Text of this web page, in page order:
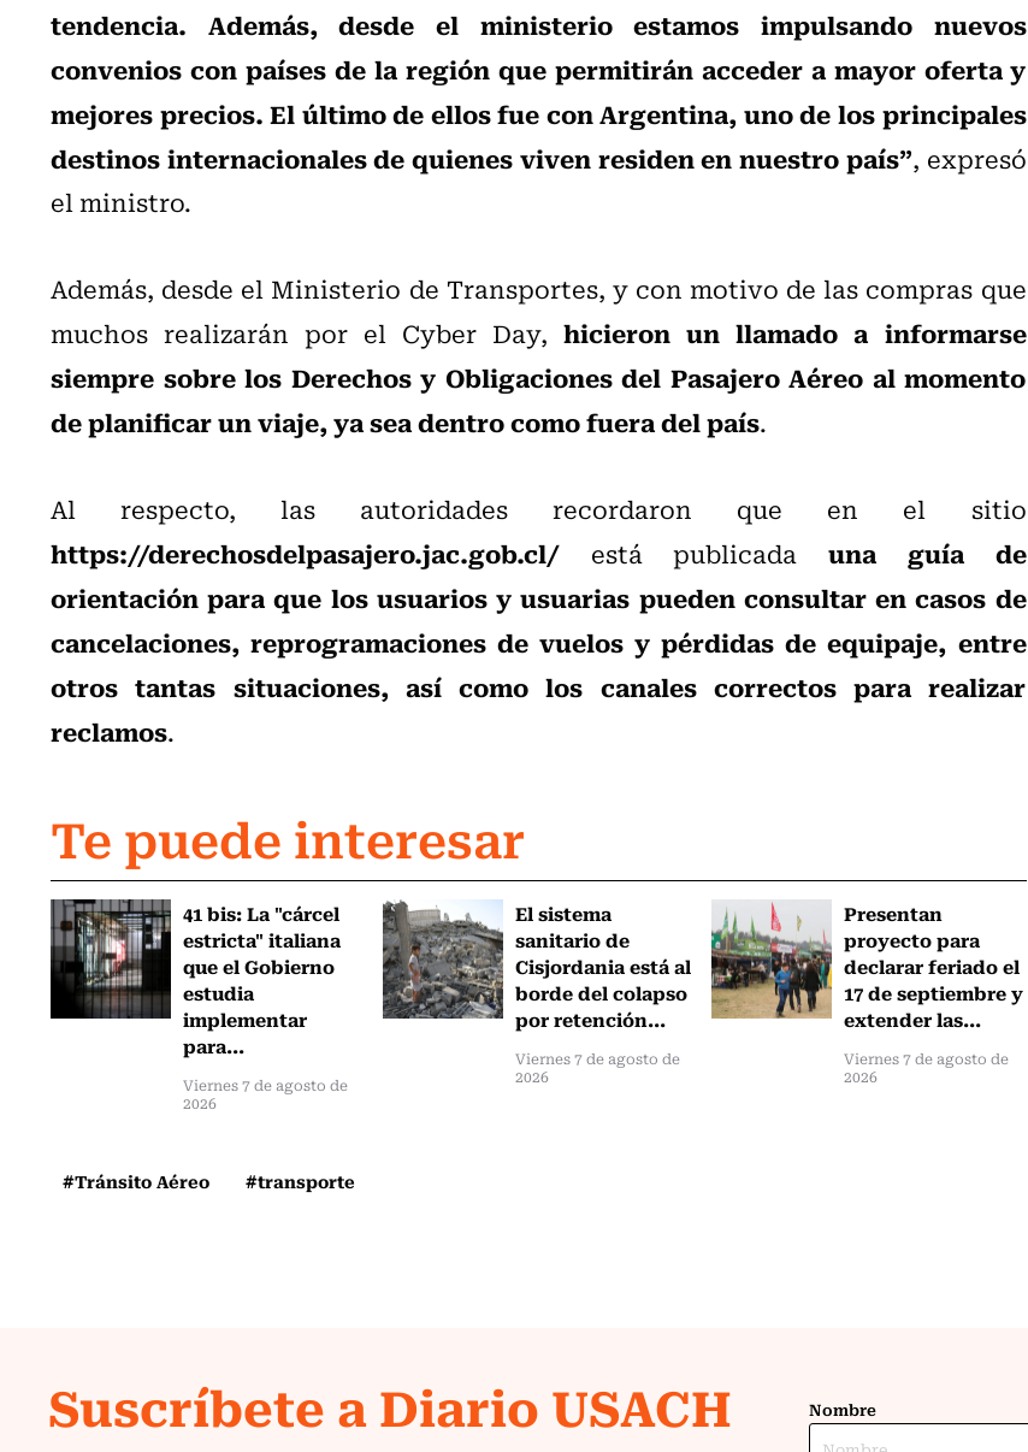
tendencia. Además, desde el ministerio estamos impulsando nuevos
convenios con países de la región que permitirán acceder a mayor oferta y
mejores precios. El último de ellos fue con Argentina, uno de los principales
destinos internacionales de quienes viven residen en nuestro país”, expresó
el ministro.
Además, desde el Ministerio de Transportes, y con motivo de las compras que
muchos realizarán por el Cyber Day,hicieron un llamado a informarse
siempre sobre los Derechos y Obligaciones del Pasajero Aéreo al momento
de planificar un viaje, ya sea dentro como fuera del país.
Al respecto, las autoridades recordaron que en el sitio
https://derechosdelpasajero.jac.gob.cl/ está publicadauna guía de
orientación para que los usuarios y usuarias pueden consultar en casos de
cancelaciones, reprogramaciones de vuelos y pérdidas de equipaje, entre
otros tantas situaciones, así como los canales correctos para realizar
reclamos.
Te puede interesar
41 bis: La "cárcel
estricta" italiana
que el Gobierno
estudia
implementar
para...
Viernes 7 de agosto de
2026
El sistema
sanitario de
Cisjordania está al
borde del colapso
por retención...
Viernes 7 de agosto de
2026
Presentan
proyecto para
declarar feriado el
17 de septiembre y
extender las...
Viernes 7 de agosto de
2026
#Tránsito Aéreo #transporte